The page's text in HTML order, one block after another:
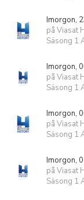
Imorgon,
på Viasat
Säsong 1
Imorgon,
på Viasat
Säsong 1
Imorgon,
på Viasat
Säsong 1
Imorgon,
på Viasat
Säsong 1